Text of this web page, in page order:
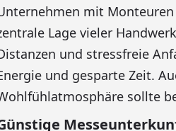
mit
Lage vieler
und stressfreie
und gesparte Zeit.
sollte